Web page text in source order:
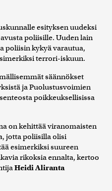
esityksen uudeksi
poliisille. Uuden lain
poliisin kykyä varautua,
terrori-iskuun.
säännökset
ja Puolustusvoimien
poikkeuksellisissa
on kehittää viranomaisten
jotta poliisilla olisi
esimerkiksi suureen
rikoksia ennalta, kertoo
Heidi Aliranta